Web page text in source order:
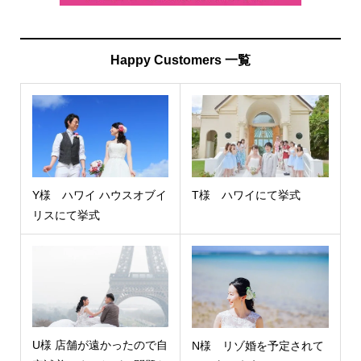
Happy Customers 一覧
Y様 ハワイ ハウスオブイ
リスにて挙式
T様 ハワイにて挙式
U様 店舗が遠かったので自
N様 リゾ婚を予定されて